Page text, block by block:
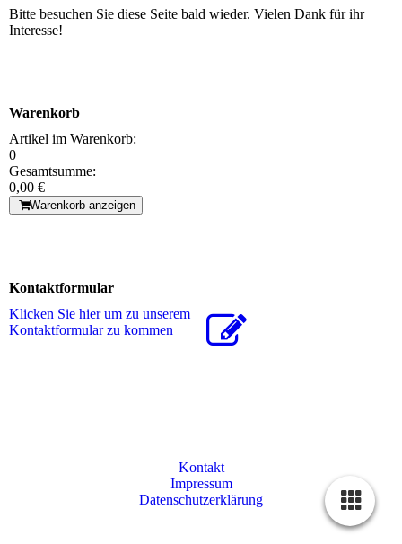
Bitte besuchen Sie diese Seite bald wieder. Vielen Dank für ihr
Interesse!
Warenkorb
Artikel im Warenkorb:
0
Gesamtsumme:
0,00 €
Warenkorb anzeigen
Kontaktformular
Klicken Sie hier um zu unserem
Kon­takt­for­mu­lar zu kommen
Kontakt
Impressum
Datenschutzerklärung